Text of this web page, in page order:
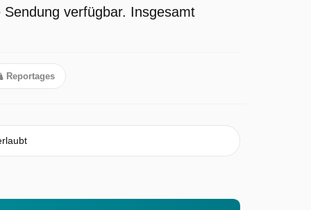
verfügbar. Insgesamt
Reportages